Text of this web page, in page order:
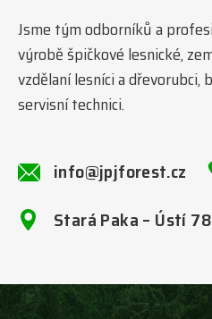
Jsme tým odborníků a
výrobě špičkové lesnické,
vzdělaní lesníci a
servisní technici.
info@jpjforest.cz
Stará Paka – Ústí